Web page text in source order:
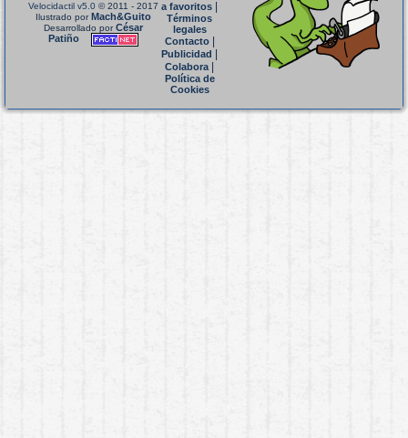
Velocidactil v5.0 © 2011 - 2017
Ilustrado porMach&Guito
Desarrollado porCésar
Patiño
a favoritos
Términos
legales
Contacto|
Publicidad
Colabora|
Política de
Cookies